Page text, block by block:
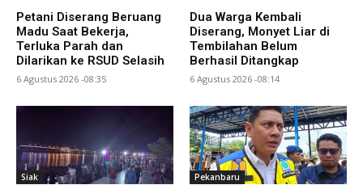
Petani Diserang Beruang
Madu Saat Bekerja,
Terluka Parah dan
Dilarikan ke RSUD Selasih
6 Agustus 2026 -08:35
Dua Warga Kembali
Diserang, Monyet Liar di
Tembilahan Belum
Berhasil Ditangkap
6 Agustus 2026 -08:14
Siak Pekanbaru